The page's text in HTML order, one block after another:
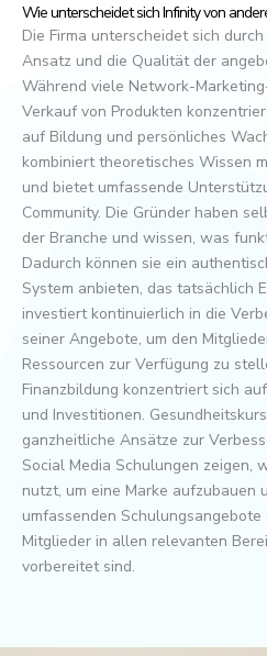
Wie unterscheidet sich Infinity von
Die Firma unterscheidet sich
Ansatz und die Qualität der
Während viele Network-
Verkauf von Produkten
auf Bildung und persönliches
kombiniert theoretisches Wissen
und bietet umfassende
Community. Die Gründer haben
der Branche und wissen, was
Dadurch können sie ein
System anbieten, das tatsächlich
investiert kontinuierlich in die
seiner Angebote, um den
Ressourcen zur Verfügung zu
Finanzbildung konzentriert sich
und Investitionen.
ganzheitliche Ansätze zur
Social Media Schulungen zeigen,
nutzt, um eine Marke aufzubauen
umfassenden
Mitglieder in allen relevanten
vorbereitet sind.